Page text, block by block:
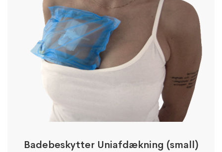
Badebeskytter Uniafdækning (small)